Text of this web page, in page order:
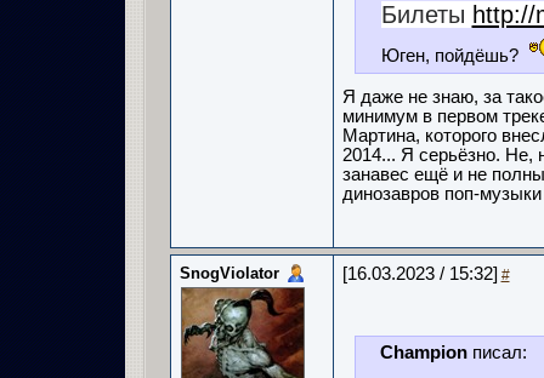
Билеты http://
Юген, пойдёшь?
Я даже не знаю, за
минимум в первом
Мартина, которого
2014... Я серьёзно. Не,
занавес ещё и не
динозавров поп-
SnogViolator [16.03.2023 / 15:32] #
Championписал: